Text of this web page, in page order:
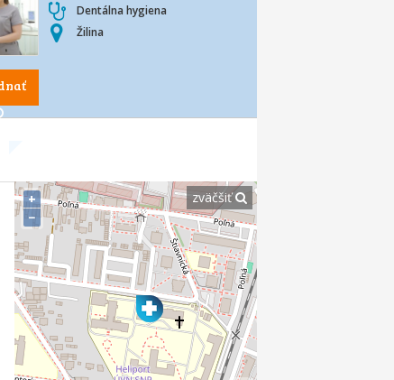
Dentálna hygiena
Žilina
zväčšiť
+
−